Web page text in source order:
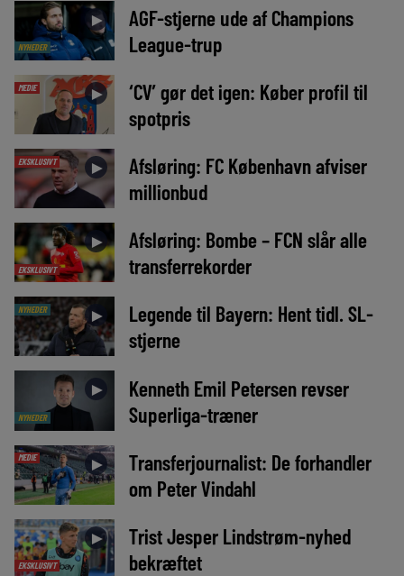
NYHEDER
►
AGF-stjerne ude af Champions
League-trup
MEDIE ►
‘CV’ gør det igen: Køber profil til
spotpris
EKSKLUSIVT ►
Afsløring: FC København afviser
millionbud
EKSKLUSIVT
►
Afsløring: Bombe – FCN slår alle
transferrekorder
NYHEDER ►
Legende til Bayern: Hent tidl. SL-
stjerne
NYHEDER
►
Kenneth Emil Petersen revser
Superliga-træner
MEDIE ►
Transferjournalist: De forhandler
om Peter Vindahl
EKSKLUSIVT
►
Trist Jesper Lindstrøm-nyhed
bekræftet